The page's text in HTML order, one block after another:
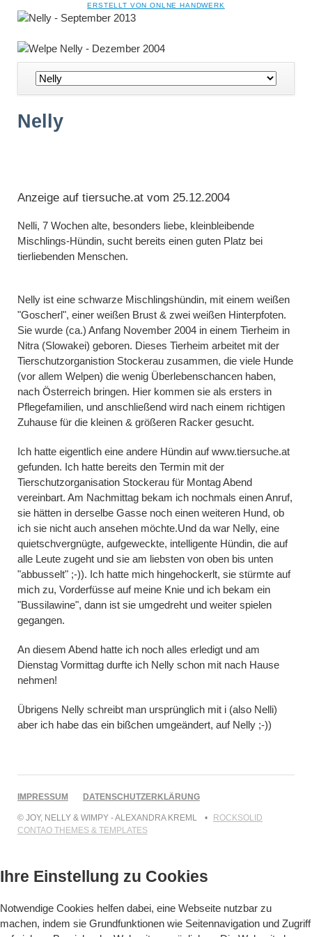
NAVIGATION
ÜBERSPRINGEN
ERSTELLT VON ONLNE HANDWERK
Navigation
überspringen
Nelly
Anzeige auf tiersuche.at vom 25.12.2004
Nelli, 7 Wochen alte, besonders liebe, kleinbleibende
Mischlings-Hündin, sucht bereits einen guten Platz bei
tierliebenden Menschen.
Nelly ist eine schwarze Mischlingshündin, mit einem weißen
"Goscherl", einer weißen Brust & zwei weißen Hinterpfoten.
Sie wurde (ca.) Anfang November 2004 in einem Tierheim in
Nitra (Slowakei) geboren. Dieses Tierheim arbeitet mit der
Tierschutzorganistion Stockerau zusammen, die viele Hunde
(vor allem Welpen) die wenig Überlebenschancen haben,
nach Österreich bringen. Hier kommen sie als ersters in
Pflegefamilien, und anschließend wird nach einem richtigen
Zuhause für die kleinen & größeren Racker gesucht.
Ich hatte eigentlich eine andere Hündin auf www.tiersuche.at
gefunden. Ich hatte bereits den Termin mit der
Tierschutzorganisation Stockerau für Montag Abend
vereinbart. Am Nachmittag bekam ich nochmals einen Anruf,
sie hätten in derselbe Gasse noch einen weiteren Hund, ob
ich sie nicht auch ansehen möchte.Und da war Nelly, eine
quietschvergnügte, aufgeweckte, intelligente Hündin, die auf
alle Leute zugeht und sie am liebsten von oben bis unten
"abbusselt" ;-)). Ich hatte mich hingehockerlt, sie stürmte auf
mich zu, Vorderfüsse auf meine Knie und ich bekam ein
"Bussilawine", dann ist sie umgedreht und weiter spielen
gegangen.
An diesem Abend hatte ich noch alles erledigt und am
Dienstag Vormittag durfte ich Nelly schon mit nach Hause
nehmen!
Übrigens Nelly schreibt man ursprünglich mit i (also Nelli)
aber ich habe das ein bißchen umgeändert, auf Nelly ;-))
NAVIGATION
IMPRESSUM DATENSCHUTZERKLÄRUNG
© JOY, NELLY & WIMPY - ALEXANDRA KREML
ROCKSOLID
CONTAO THEMES & TEMPLATES
Ihre Einstellung zu Cookies
Notwendige Cookies helfen dabei, eine Webseite nutzbar zu
machen, indem sie Grundfunktionen wie Seitennavigation und Zugriff